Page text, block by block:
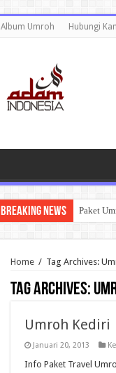
Album Umroh Hubungi
Breaking News Paket
Home / Tag Archives:
Tag Archives:
Umroh Kediri
Januari 20, 2013
Info Paket Travel